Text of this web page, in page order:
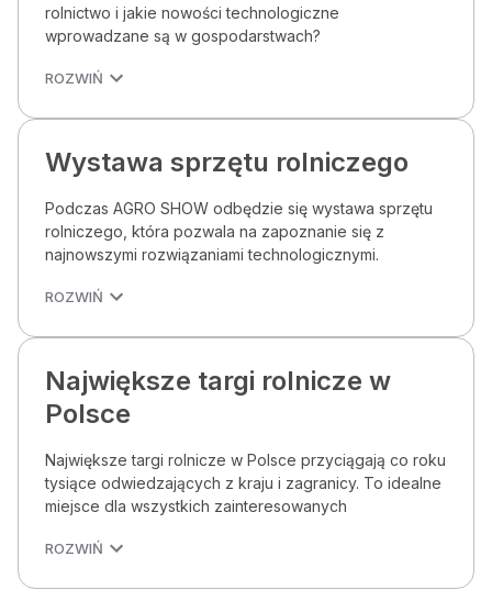
rolnictwo i jakie nowości technologiczne
wprowadzane są w gospodarstwach?
ROZWIŃ
Wystawa sprzętu rolniczego
Podczas AGRO SHOW odbędzie się wystawa sprzętu
rolniczego, która pozwala na zapoznanie się z
najnowszymi rozwiązaniami technologicznymi.
ROZWIŃ
Największe targi rolnicze w
Polsce
Największe targi rolnicze w Polsce przyciągają co roku
tysiące odwiedzających z kraju i zagranicy. To idealne
miejsce dla wszystkich zainteresowanych
ROZWIŃ